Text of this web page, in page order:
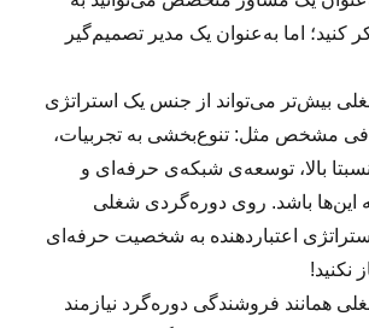
کنید؛ اما به‌عنوان یک مدیر تصمیم‌گیر
بیش‌تر می‌تواند از جنس یک استراتژی
مشخص مثل: تنوع‌بخشی به تجربیات،
بالا، توسعه‌ی شبکه‌ی حرفه‌ای و
این‌ها باشد. روی دوره‌گردی شغلی
اعتباردهنده به شخصیت حرفه‌ای
نکنید!
همانند فروشندگی دوره‌گرد نیازمند